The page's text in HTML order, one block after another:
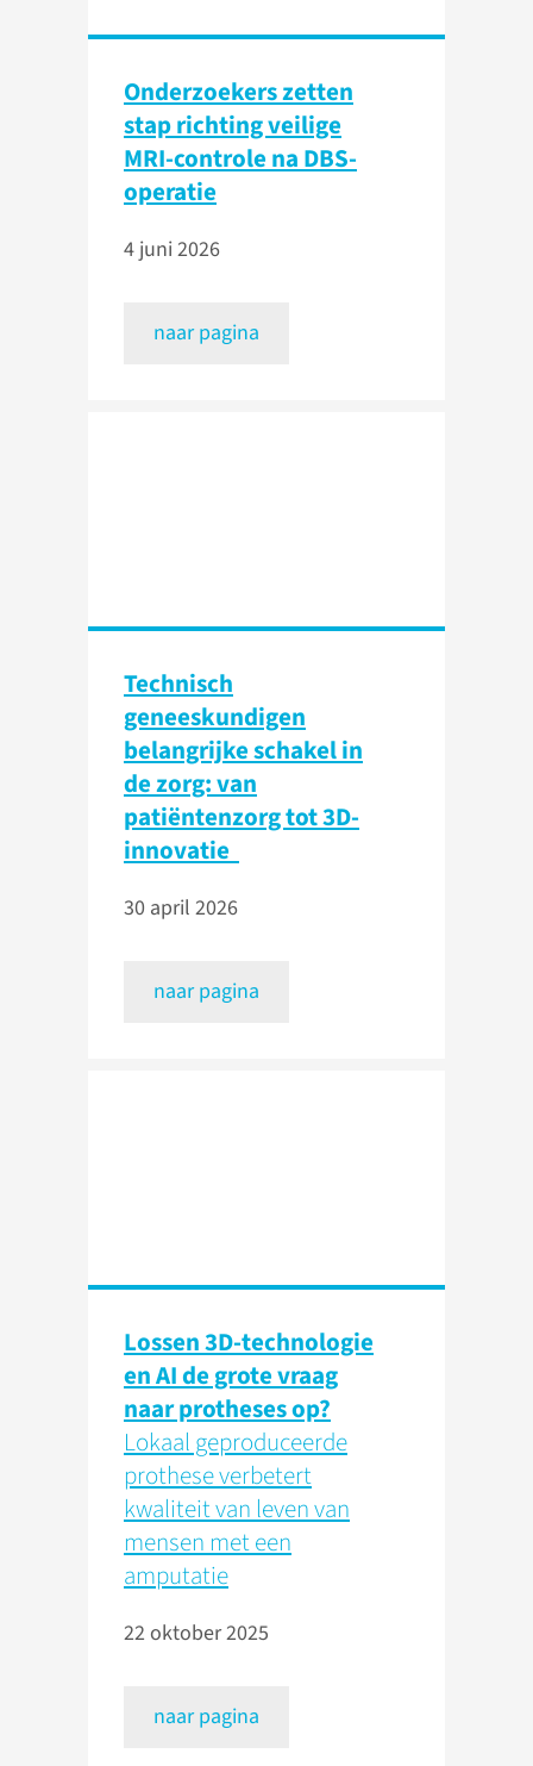
Onderzoekers zetten
stap richting veilige
MRI-controle na DBS-
operatie
4 juni 2026
naar pagina
Technisch
geneeskundigen
belangrijke schakel in
de zorg: van
patiëntenzorg tot 3D-
innovatie
30 april 2026
naar pagina
Lossen 3D-technologie
en AI de grote vraag
naar protheses op?
Lokaal geproduceerde
prothese verbetert
kwaliteit van leven van
mensen met een
amputatie
22 oktober 2025
naar pagina